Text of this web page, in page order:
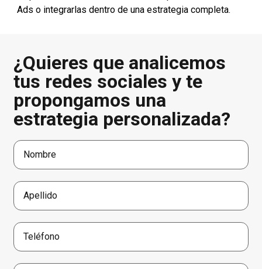
Ads o integrarlas dentro de una estrategia completa.
¿Quieres que analicemos
tus redes sociales y te
propongamos una
estrategia personalizada?